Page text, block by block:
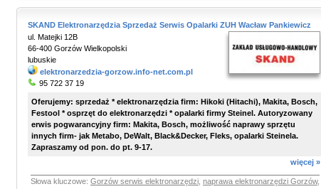
SKAND Elektronarzędzia Sprzedaż Serwis Opalarki ZUH Wacław Pankiewicz
ul. Matejki 12B
66-400 Gorzów Wielkopolski
lubuskie
elektronarzedzia-gorzow.info-net.com.pl
95 722 37 19
Oferujemy: sprzedaż * elektronarzędzia firm: Hikoki (Hitachi), Makita, Bosch,
Festool * osprzęt do elektronarzędzi * opalarki firmy Steinel. Autoryzowany
erwis pogwarancyjny firm: Makita, Bosch, możliwość naprawy sprzętu
innych firm- jak Metabo, DeWalt, Black&Decker, Fleks, opalarki Steinela.
Zapraszamy od pon. do pt. 9-17.
więcej »
Słowa kluczowe: Gorzów serwis elektronarzędzi naprawa elektronarzędzi Gorzów,